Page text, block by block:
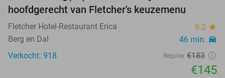
hoofdgerecht van Fletcher's keuzemenu
Fletcher Hotel-Restaurant Erica 9.2 star
Berg en Dal 46 min. directions_car
Verkocht: 918 Regulier €183
€145